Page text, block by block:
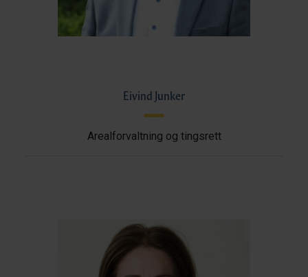
Eivind Junker
Arealforvaltning og tingsrett